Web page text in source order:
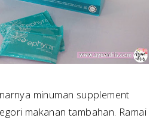
minuman supplement
makanan tambahan. Ramai